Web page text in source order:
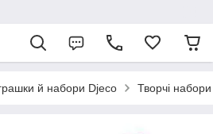
й набори Djeco Творчі